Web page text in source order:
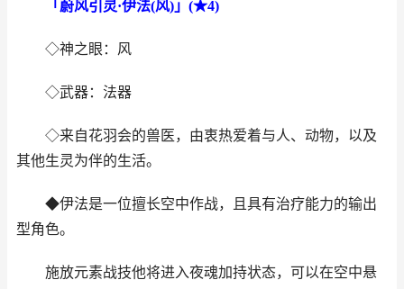
「蔚风引灵·伊法(风)」(★4)
◇神之眼：风
◇武器：法器
◇来自花羽会的兽医，由衷热爱着与人、动物，以及
其他生灵为伴的生活。
◆伊法是一位擅长空中作战，且具有治疗能力的输出
型角色。
施放元素战技他将进入夜魂加持状态，可以在空中悬